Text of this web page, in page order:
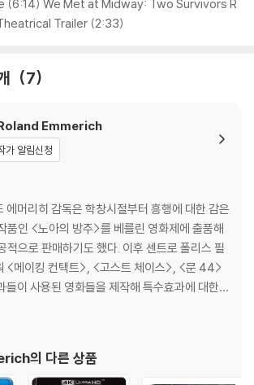
예측하는 재난 블록버스터에서 과거 ‘미드웨이 해
넘보던 최강 일본을 침몰시키며 전 세계 역사를
의 20년이 소요될 정도로 그가 열정을 쏟아부은 새
전쟁 역사상 가장 치열하고 거대한 전투로 기억되고
독의 전매특허인 스펙터클하고 거대한 스케일의 C
공중과 해상을 넘나드는 짜릿한 액션 쾌감은 물론,
른 영웅들이 없었다면 우리의 세계는 많이 달라졌을
우리는 이런 것들을 가끔 잊어버리고 살지만영화는
물이 될 수 있다”고[미드웨이]기획의 의도를 밝혔듯
을 바친 사람들을 기리고자 하는 진정성까지 담아
미있는 작품으로 기억될 전망이다.더욱이지난 11
서 개봉한 [미드웨이]는 개봉과 동시에 주말 박스
동시기 개봉작 중 유일하게 시네마 스코어 A를 달
임을 증명해냈다.이는 [퓨리], [덩케르크]등 전쟁 영
작품들도 달성하지 못했던 시네마 스코어 A를 기록
(6:14) We Met at Midway: Two Survivors R
Trailer (2:33)
7
Emmerich
가 알림신청
에머리히 감독은 학창시절부터 흥행에 대한 감은
품인 <노아의 방주>를 베를린 영화제에 출품해
적으로 판매하기도 했다. 이후 센트로 폴리스 필
<메이킹 컨택트>, <고스트 체이스>, <문 44>
들이 사용된 영화들을 제작해 특수효과에 대한
었다. 이후 미국으로 활동 영역을
92년 장 끌로드 반담 주연의 액션 어드벤처 영
데이>(96), <고질라
의 다른 상품